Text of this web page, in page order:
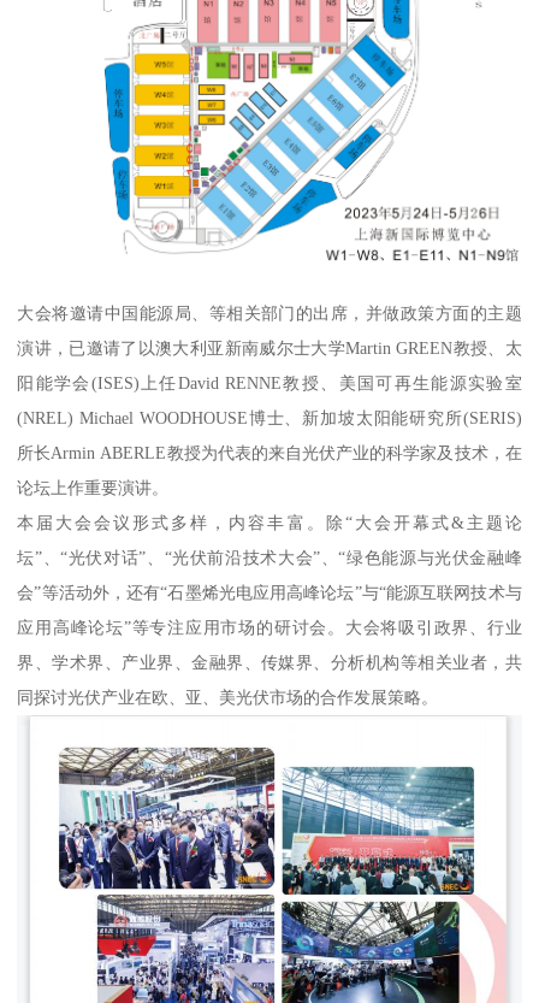
大会将邀请中国能源局、等相关部门的出席，并做政策方面的主题
演讲，已邀请了以澳大利亚新南威尔士大学Martin GREEN教授、太
阳能学会(ISES)上任David RENNE教授、美国可再生能源实验室
(NREL) Michael WOODHOUSE博士、新加坡太阳能研究所(SERIS)
所长Armin ABERLE教授为代表的来自光伏产业的科学家及技术，在
论坛上作重要演讲。
本届大会会议形式多样，内容丰富。除“大会开幕式&主题论
坛”、“光伏对话”、“光伏前沿技术大会”、“绿色能源与光伏金融峰
会”等活动外，还有“石墨烯光电应用高峰论坛”与“能源互联网技术与
应用高峰论坛”等专注应用市场的研讨会。大会将吸引政界、行业
界、学术界、产业界、金融界、传媒界、分析机构等相关业者，共
同探讨光伏产业在欧、亚、美光伏市场的合作发展策略。